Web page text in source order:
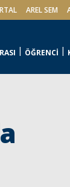
AREL SEM
ÖĞRENCİ